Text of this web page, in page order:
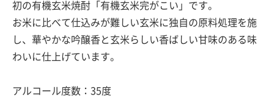
初の有機玄米焼酎「有機玄米完がこい」です。
お米に比べて仕込みが難しい玄米に独自の原料処理を施
し、華やかな吟醸香と玄米らしい香ばしい甘味のある味
わいに仕上げています。
アルコール度数：35度